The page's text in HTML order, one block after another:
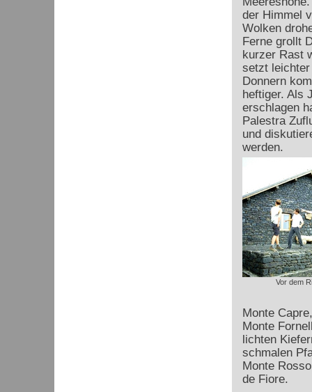
der Himmel
Wolken
Ferne grollt
kurzer Rast
setzt leichter
Donnern
heftiger. Als
erschlagen
Palestra
und
werden.
Vor dem
Monte
Monte
lichten
schmalen
Monte
de Fiore.